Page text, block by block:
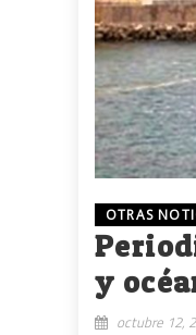
OTRAS
y
octubre 12,